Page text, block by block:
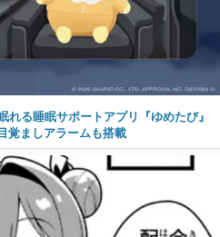
る睡眠サポートアプリ『ゆめたび』
覚ましアラームも搭載